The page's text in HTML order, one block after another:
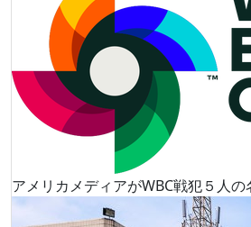
アメリカメディアがWBC戦犯５人の